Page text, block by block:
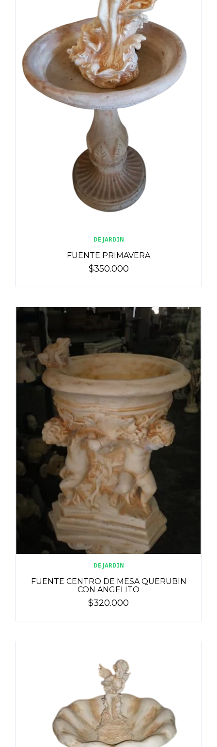
DE JARDIN
FUENTE PRIMAVERA
$350.000
DE JARDIN
FUENTE CENTRO DE MESA QUERUBIN
CON ANGELITO
$320.000